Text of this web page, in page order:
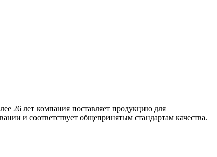
26 лет компания поставляет продукцию для
и соответствует общепринятым стандартам качества.